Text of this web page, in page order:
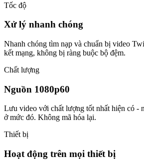
Tốc độ
Xử lý nhanh chóng
Nhanh chóng tìm nạp và chuẩn bị video
kết mạng, không bị ràng buộc bộ đệm.
Chất lượng
Nguồn 1080p60
Lưu video với chất lượng tốt nhất hiện có -
ở mức đó. Không mã hóa lại.
Thiết bị
Hoạt động trên mọi thiết bị